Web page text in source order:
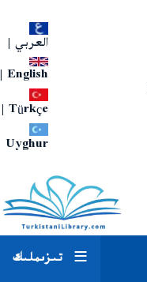
العربي |
English
|
Türkçe
|
Uyghur
تىزىملىك